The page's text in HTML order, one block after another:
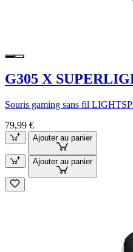
G305 X
Souris gaming sans fil
79,99 €
Ajouter au panier
Ajouter au panier